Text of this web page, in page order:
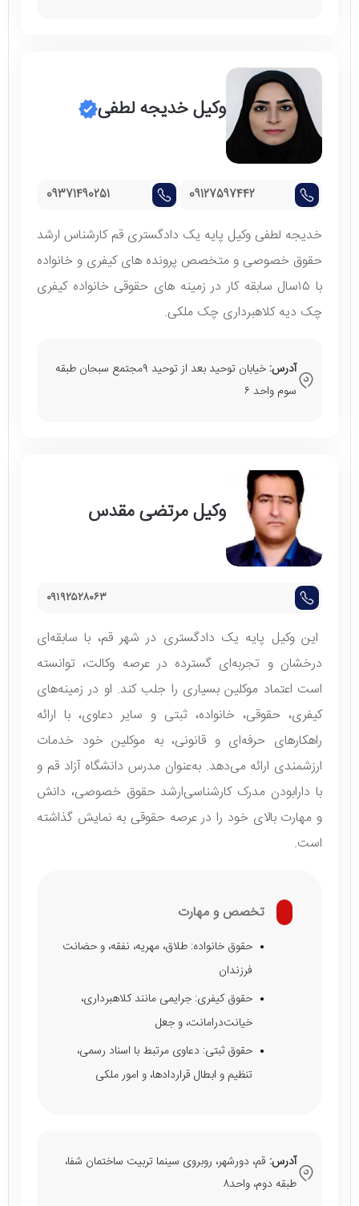
وکیل خدیجه لطفی
09127597442
09371490251
خدیجه لطفی وکیل پایه یک دادگستری قم کارشناس ارشد
حقوق خصوصی و متخصص پرونده های کیفری و خانواده
با ۱۵سال سابقه کار در زمینه های حقوقی خانواده کیفری
چک دیه کلاهبرداری چک ملکی.
آدرس:
خیابان توحید بعد از توحید ۹مجتمع سبحان طبقه
سوم واحد ۶
وکیل مرتضی مقدس
۰۹۱۹۲۵۲۸۰۶۳
این وکیل پایه یک دادگستری در شهر قم، با سابقه‌ای
درخشان و تجربه‌ای گسترده در عرصه وکالت، توانسته
است اعتماد موکلین بسیاری را جلب کند. او در زمینه‌های
کیفری، حقوقی، خانواده، ثبتی و سایر دعاوی، با ارائه
راهکارهای حرفه‌ای و قانونی، به موکلین خود خدمات
ارزشمندی ارائه می‌دهد. به‌عنوان مدرس دانشگاه آزاد قم و
با دارابودن مدرک کارشناسی‌ارشد حقوق خصوصی، دانش
و مهارت بالای خود را در عرصه حقوقی به نمایش گذاشته
است.
تخصص و مهارت
حقوق خانواده: طلاق، مهریه، نفقه، و حضانت
فرزندان
حقوق کیفری: جرایمی مانند کلاهبرداری،
خیانت‌درامانت، و جعل
حقوق ثبتی: دعاوی مرتبط با اسناد رسمی،
تنظیم و ابطال قراردادها، و امور ملکی
آدرس: قم، دورشهر، روبروی سینما تربیت ساختمان شفا،
طبقه دوم، واحد۸